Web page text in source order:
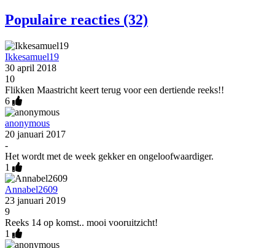
Populaire reacties (32)
Ikkesamuel19
30 april 2018
10
Flikken Maastricht keert terug voor een dertiende reeks!!
6
anonymous
20 januari 2017
-
Het wordt met de week gekker en ongeloofwaardiger.
1
Annabel2609
23 januari 2019
9
Reeks 14 op komst.. mooi vooruitzicht!
1